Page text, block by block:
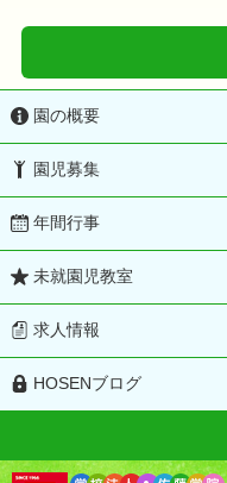
園の概要
園児募集
年間行事
未就園児教室
求人情報
HOSENブログ